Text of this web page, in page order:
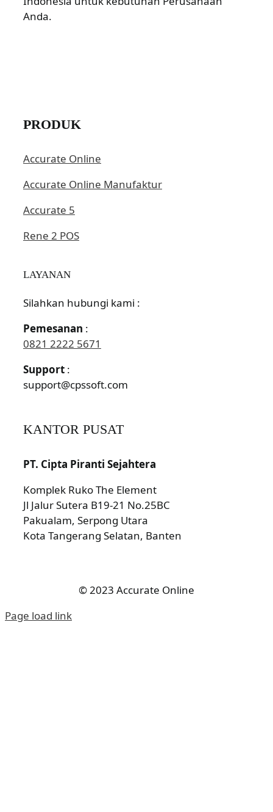
Anda.
PRODUK
Accurate Online
Accurate Online Manufaktur
Accurate 5
Rene 2 POS
LAYANAN
Silahkan hubungi kami :
Pemesanan :
0821 2222 5671
Support:
support@cpssoft.com
KANTOR PUSAT
PT. Cipta Piranti Sejahtera
Komplek Ruko The Element
Jl Jalur Sutera B19-21 No.25BC
Pakualam, Serpong Utara
Kota Tangerang Selatan, Banten
© 2023 Accurate Online
Page load link